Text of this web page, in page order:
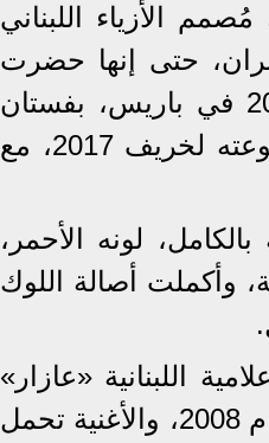
الأزياء اللبناني
حتى إنها حضرت
عرض مجموعة نيكولا جبران للخياطة الراقية لربيع وصيف 2020 في باريس، بفستان
براق من توقيع المصمم، مشابه إلى حدًا كبير لتصميم من مجموعته لخريف 2017، مع
لونه الأحمر،
وأكملت أصالة اللوك
اللبنانية «عازار»
وتغني أغنية من ألبومها الغنائي «نص حالة»، والذي أطلقته في عام 2008، والأغنية تحمل